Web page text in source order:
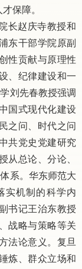
保障。
长赵庆寺教授和
东干部学院原副
性贡献与原理性
、纪律建设和一
刘先春教授强调
国式现代化建设
之问、时代之问
共党史党建研究
从总论、分论、
系。华东师范大
实机制的科学内
书记王治东教授
战略与策略等关
法论意义。复旦
炼、群众立场和